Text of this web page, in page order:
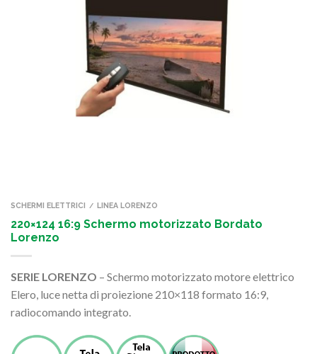
SCHERMI ELETTRICI / LINEA LORENZO
220×124 16:9 Schermo motorizzato Bordato
Lorenzo
SERIE LORENZO – Schermo motorizzato motore elettrico
Elero, luce netta di proiezione 210×118 formato 16:9,
radiocomando integrato.